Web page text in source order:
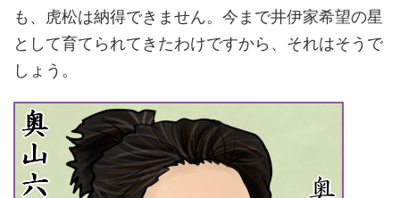
も、虎松は納得できません。今まで井伊家希望の星
として育てられてきたわけですから、それはそうで
しょう。